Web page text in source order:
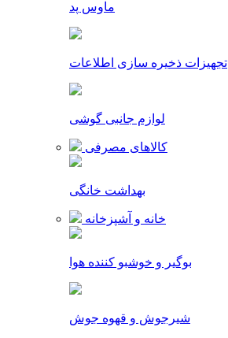
ماوس پد
تجهیزات ذخیره سازی اطلاعات
لوازم جانبی گوشی
کالاهای مصرفی
بهداشت خانگی
خانه و آشپزخانه
بوگیر و خوشبو کننده هوا
شیرجوش و قهوه جوش